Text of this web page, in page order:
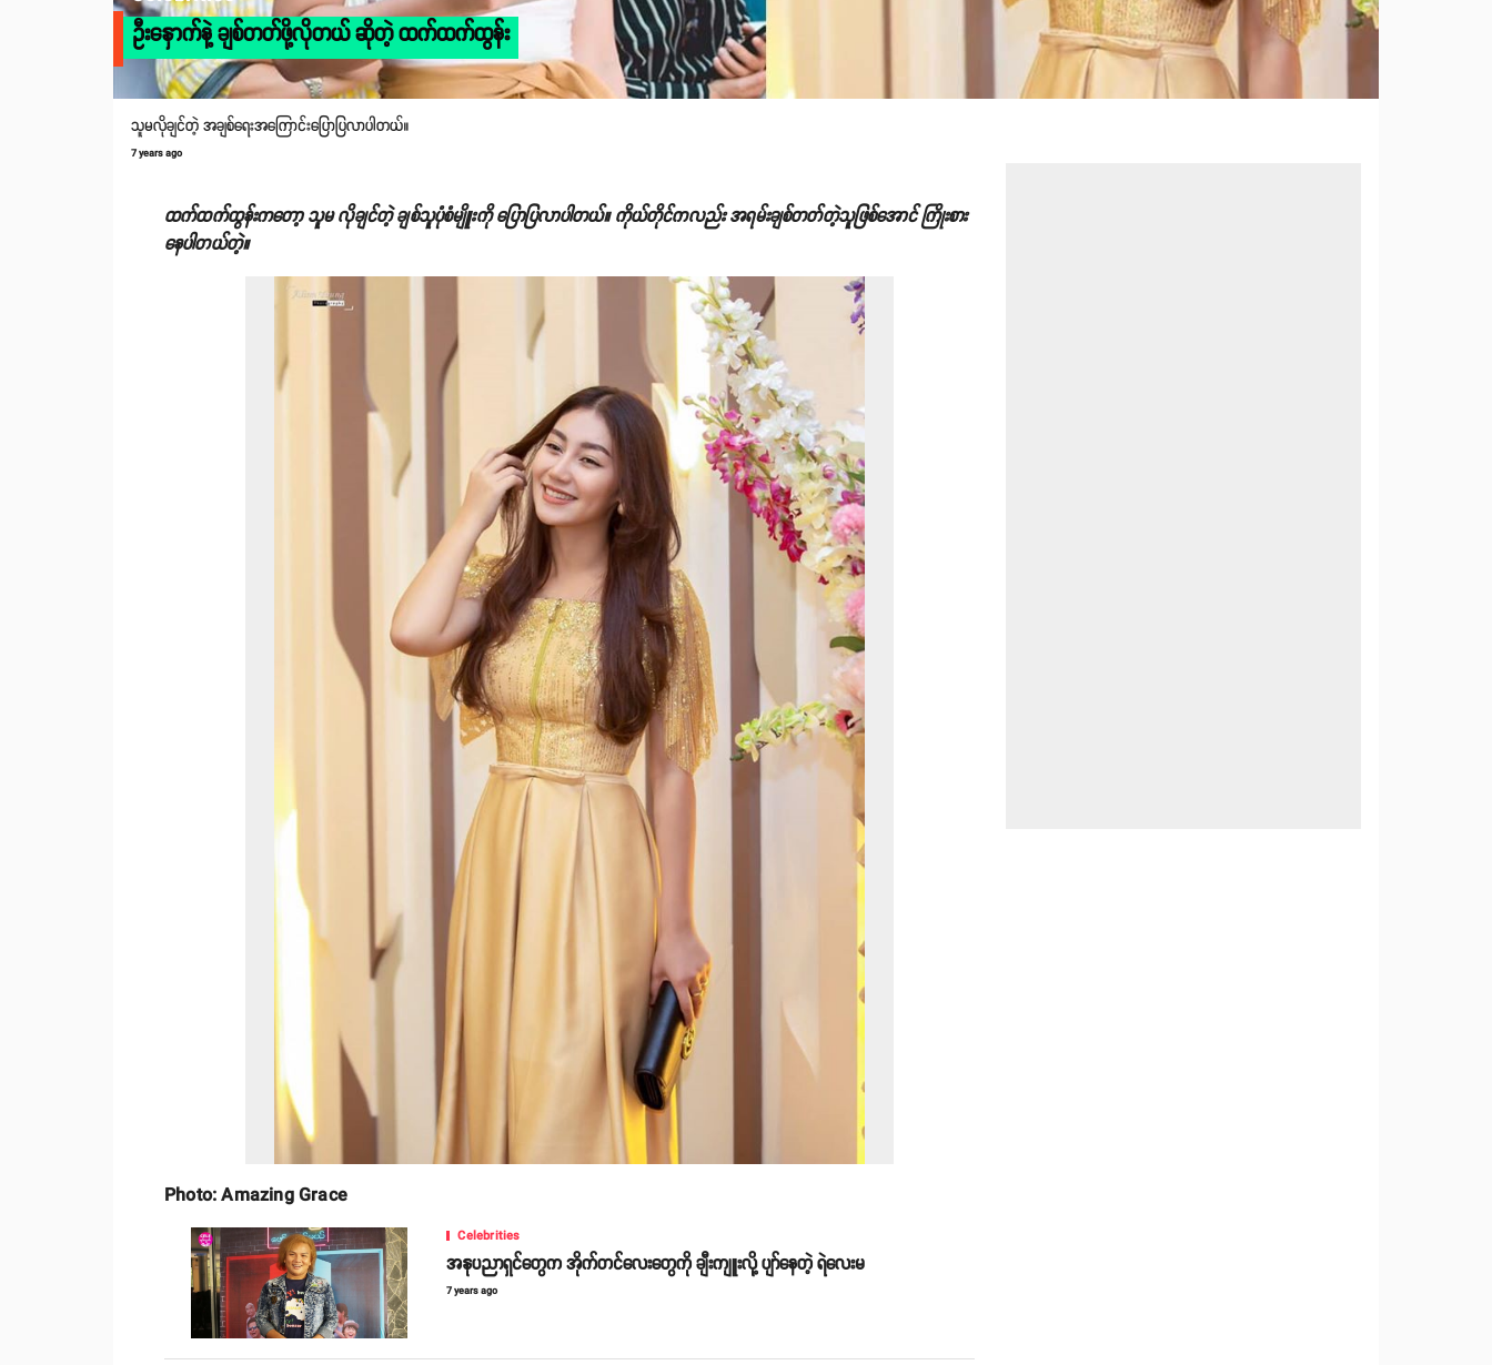
ဦးနှောက်နဲ့ ချစ်တတ်ဖို့လိုတယ် ဆိုတဲ့ ထက်ထက်ထွန်း
သူမလိုချင်တဲ့ အချစ်ရေးအကြောင်းပြောပြလာပါတယ်။
7 years ago
ထက်ထက်ထွန်းကတော့ သူမ လိုချင်တဲ့ ချစ်သူပုံစံမျိူးကို ပြောပြလာပါတယ်။ ကိုယ်တိုင်ကလည်း အရမ်းချစ်တတ်တဲ့သူဖြစ်အောင် ကြိုးစား
နေပါတယ်တဲ့။
Photo: Amazing Grace
Celebrities
အနုပညာရှင်တွေက အိုက်တင်လေးတွေကို ချီးကျူးလို့ ပျာ်နေတဲ့ ရဲလေးမ
7 years ago